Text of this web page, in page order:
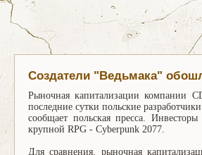
Создатели "Ведьмака"
Рыночная капитализации компании
последние сутки польские
сообщает польская пресса.
крупной RPG - Cyberpunk 2077.
Для сравнения, рыночная